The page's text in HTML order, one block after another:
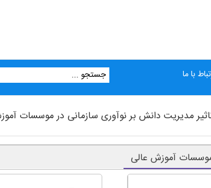
با ما
مدیریت دانش بر نوآوری سازمانی در موسسات
موسسات آموزش عالی